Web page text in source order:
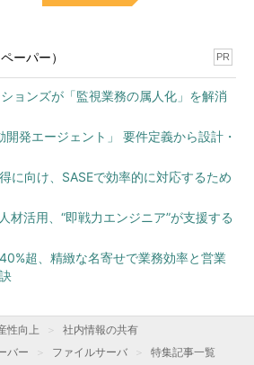
ーパー） PR
ョンズが「監視業務の属人化」を解消
発エージェント」 要件定義から設計・
に向け、SASEで効率的に対応するため
材活用、“即戦力エンジニア”が支援する
超、精緻な名寄せで業務効率と営業
性向上
社内情報の共有
バー ファイルサーバ 特集記事一覧